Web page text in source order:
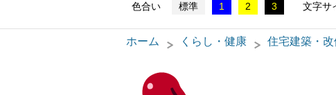
標準 1 2 3
ホーム くらし・健康 住宅建築・